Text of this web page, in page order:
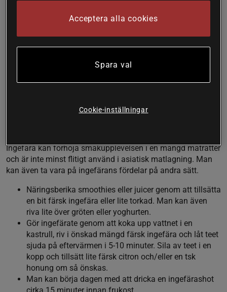
Inom traditionell folkmedicin har ingefära använts i flera
Ingefära kan förhöja smakupplevelsen i en mängd maträtter
och är inte minst flitigt använd i asiatisk matlagning. Man
kan även ta vara på ingefärans fördelar på andra sätt.
Näringsberika smoothies eller juicer genom att tillsätta
en bit färsk ingefära eller lite torkad. Man kan även
riva lite över gröten eller yoghurten.
Gör ingefärate genom att koka upp vattnet i en
kastrull, riv i önskad mängd färsk ingefära och låt teet
sjuda på eftervärmen i 5-10 minuter. Sila av teet i en
kopp och tillsätt lite färsk citron och/eller en tsk
honung om så önskas.
Man kan börja dagen med att dricka en ingefärashot
Acceptera alla cookies
Spara val
Cookie-inställningar